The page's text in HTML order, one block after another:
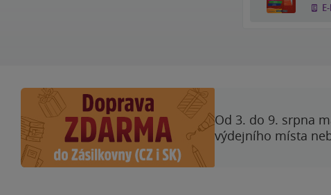
Od 3. do 9. srpna
výdejního místa